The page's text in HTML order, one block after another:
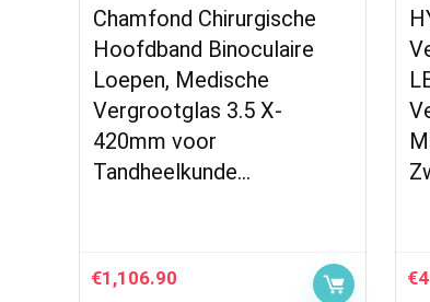
Chamfond Chirurgische
Hoofdband Binoculaire
Loepen, Medische
Vergrootglas 3.5 X-
420mm voor
Tandheelkunde…
€1,106.90 €